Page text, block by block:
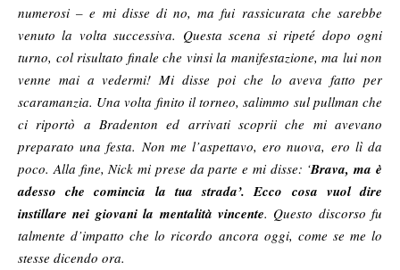
numerosi – e mi disse di no, ma fui rassicurata che sarebbe
venuto la volta successiva. Questa scena si ripeté dopo ogni
turno, col risultato finale che vinsi la manifestazione, ma lui non
venne mai a vedermi! Mi disse poi che lo aveva fatto per
scaramanzia. Una volta finito il torneo, salimmo sul pullman che
ci riportò a Bradenton ed arrivati scoprii che mi avevano
preparato una festa. Non me l’aspettavo, ero nuova, ero lì da
poco. Alla fine, Nick mi prese da parte e mi disse: ‘Brava, ma è
adesso che comincia la tua strada’. Ecco cosa vuol dire
instillare nei giovani la mentalità vincente. Questo discorso fu
talmente d’impatto che lo ricordo ancora oggi, come se me lo
stesse dicendo ora.